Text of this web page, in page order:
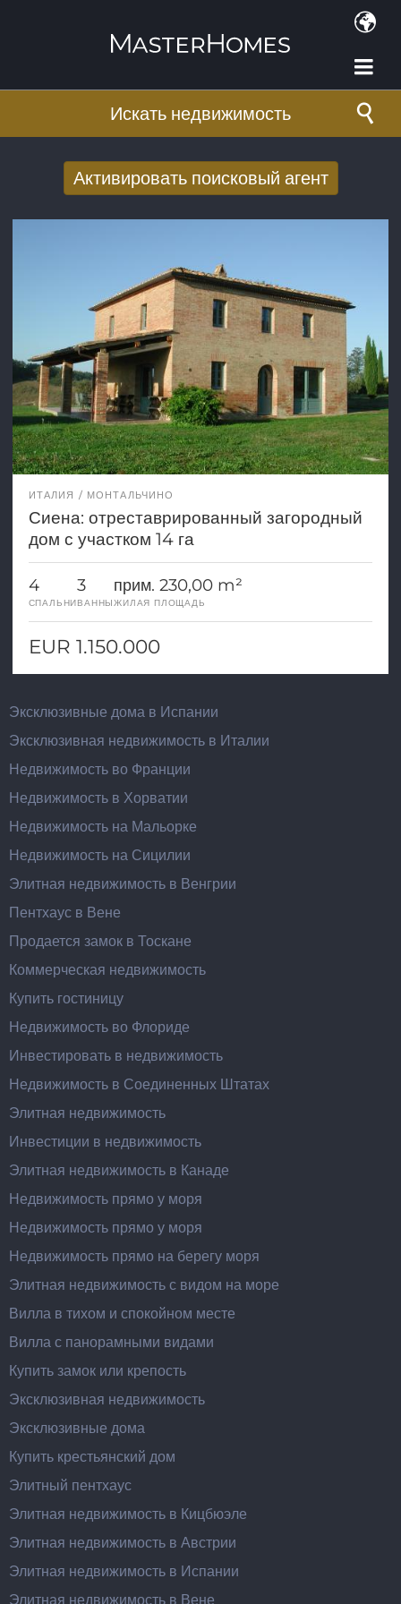
Искать недвижимость
Активировать поисковый агент
электронной почте
E-mail адрес
ИТАЛИЯ МОНТАЛЬЧИНО
Сиена: отреставрированный загородный
дом с участком 14 га
4
СПАЛЬНИ
3
ВАННЫ
прим. 230,00 m²
ЖИЛАЯ ПЛОЩАДЬ
EUR 1.150.000
Эксклюзивные дома в Испании
Эксклюзивная недвижимость в Италии
Недвижимость во Франции
Недвижимость в Хорватии
Недвижимость на Мальорке
Недвижимость на Сицилии
Элитная недвижимость в Венгрии
Пентхаус в Вене
Продается замок в Тоскане
Коммерческая недвижимость
Купить гостиницу
Недвижимость во Флориде
Инвестировать в недвижимость
Недвижимость в Соединенных Штатах
Элитная недвижимость
Инвестиции в недвижимость
Элитная недвижимость в Канаде
Недвижимость прямо у моря
Недвижимость прямо у моря
Недвижимость прямо на берегу моря
Элитная недвижимость с видом на море
Вилла в тихом и спокойном месте
Вилла с панорамными видами
Купить замок или крепость
Эксклюзивная недвижимость
Эксклюзивные дома
Купить крестьянский дом
Элитный пентхаус
Элитная недвижимость в Кицбюэле
Элитная недвижимость в Австрии
Элитная недвижимость в Испании
Элитная недвижимость в Вене